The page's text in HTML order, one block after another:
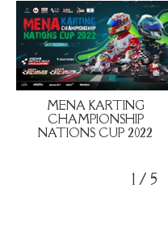
MENA KARTING
CHAMPIONSHIP
NATIONS CUP 2022
1 / 5